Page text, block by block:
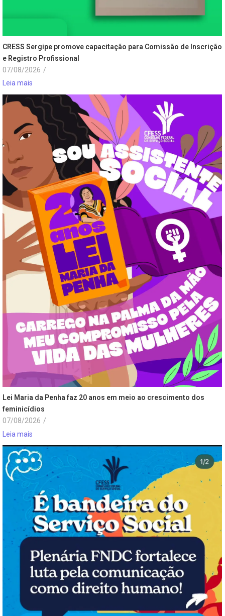
CRESS Sergipe promove capacitação para Comissão de Inscrição
e Registro Profissional
07/08/2026 /
Leia mais
Lei Maria da Penha faz 20 anos em meio ao crescimento dos
feminicídios
07/08/2026 /
Leia mais